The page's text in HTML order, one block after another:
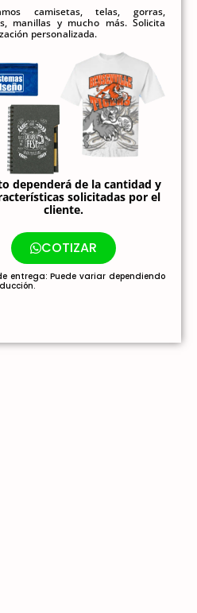
camisetas, telas, gorras,
manillas y mucho más. Solicita
personalizada.
dependerá de la cantidad y
solicitadas por el
cliente.
COTIZAR
entrega: Puede variar dependiendo